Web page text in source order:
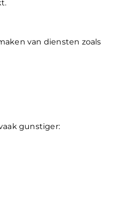
van diensten zoals
gunstiger: